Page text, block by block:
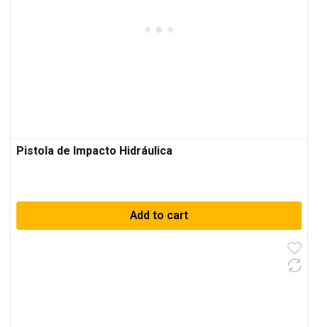
Pistola de Impacto Hidráulica
Add to cart